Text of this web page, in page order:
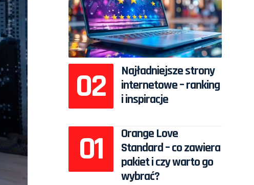
Najładniejsze strony
internetowe – ranking
i inspiracje
Orange Love
Standard – co zawiera
pakiet i czy warto go
wybrać?